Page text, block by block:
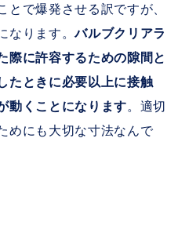
とで爆発させる訳ですが、
なります。バルブクリアラ
際に許容するための隙間と
たときに必要以上に接触
動くことになります。適切
めにも大切な寸法なんで